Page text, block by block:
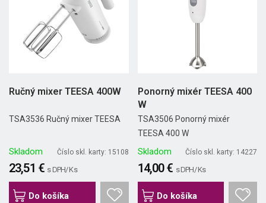
Ručný mixer TEESA 400W
TSA3536 Ručný mixer TEESA
Skladom Číslo skl. karty: 15108
23,51 € s DPH/ Ks
Do košíka
Ponorný mixér TEESA 400
W
TSA3506 Ponorný mixér
TEESA 400 W
Skladom Číslo skl. karty: 14227
14,00 € s DPH/ Ks
Do košíka